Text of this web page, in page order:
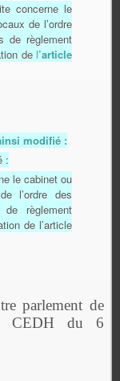
concerne le
de l’ordre
de règlement
del’article
modifié :
:
le cabinet ou
l’ordre des
règlement
de l’article
parlement de
CEDH du 6